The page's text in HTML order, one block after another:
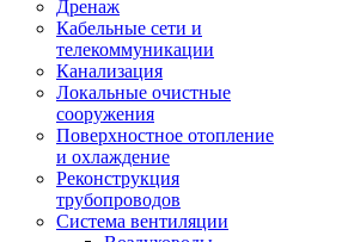
Дренаж
Кабельные сети и
телекоммуникации
Канализация
Локальные очистные
сооружения
Поверхностное отопление
и охлаждение
Реконструкция
трубопроводов
Система вентиляции